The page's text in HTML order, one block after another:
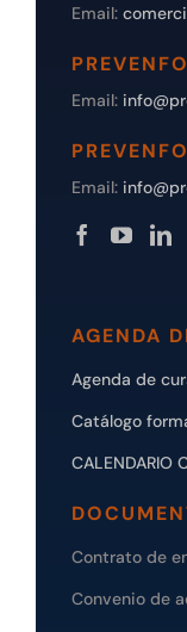
Email:
Email:
Email:
AGENDA
Agenda de
Catálogo
CALENDARIO
Contrato de
Convenio de